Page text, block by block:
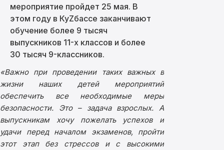
мероприятие пройдет 25 мая. В
этом году в КуZбассе заканчивают
обучение более 9 тысяч
выпускников 11-х классов и более
30 тысяч 9-классников.
«Важно при проведении таких важных в
жизни наших детей мероприятий
обеспечить все необходимые меры
безопасности. Это – задача взрослых. А
выпускникам хочу пожелать успехов и
удачи перед началом экзаменов, пройти
этот этап без стрессов и с высокими